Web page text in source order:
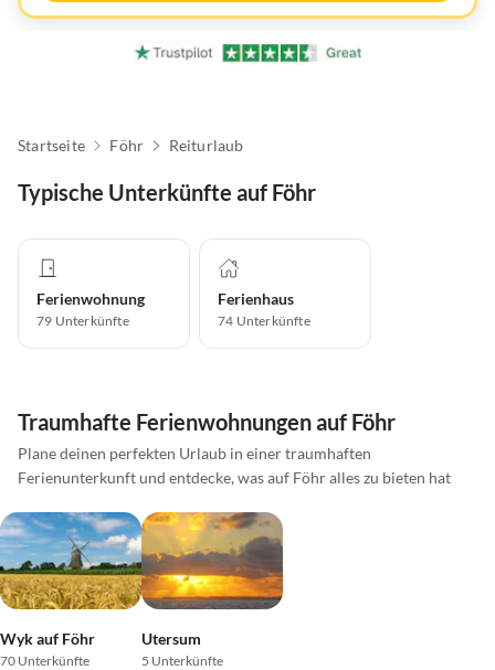
Startseite Föhr Reiturlaub
Typische Unterkünfte auf Föhr
Ferienwohnung
79 Unterkünfte
Ferienhaus
74 Unterkünfte
Traumhafte Ferienwohnungen auf Föhr
Plane deinen perfekten Urlaub in einer traumhaften
Ferienunterkunft und entdecke, was auf Föhr alles zu bieten hat
Wyk auf Föhr
70 Unterkünfte
Utersum
5 Unterkünfte